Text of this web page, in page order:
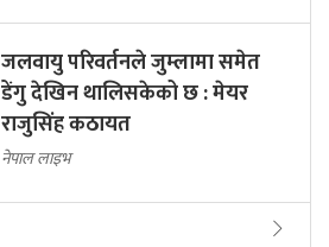
जलवायु परिवर्तनले जुम्लामा समेत
डेंगु देखिन थालिसकेको छ : मेयर
राजुसिंह कठायत
नेपाल लाइभ